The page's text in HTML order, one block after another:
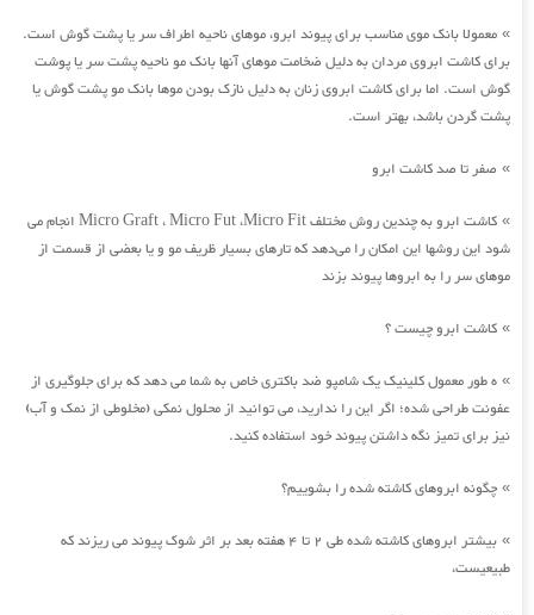
» معمولا بانک موی مناسب برای پیوند ابرو، موهای ناحیه اطراف سر یا پشت گوش است.
برای کاشت ابروی مردان به دلیل ضخامت موهای آنها بانک مو ناحیه پشت سر یا پوشت
گوش است. اما برای کاشت ابروی زنان به دلیل نازک بودن موها بانک مو پشت گوش یا
پشت گردن باشد، بهتر است.
» صفر تا صد کاشت ابرو
»
کاشت ابرو به چندین روش مختلف Micro Graft ، Micro Fut ،Micro Fit انجام می
شود این روشها این امکان را می‌دهد که تارهای بسیار ظریف مو و یا بعضی از قسمت از
موهای سر را به ابروها پیوند بزند
» کاشت ابرو چیست ؟
» ه طور معمول کلینیک یک شامپو ضد باکتری خاص به شما می دهد که برای جلوگیری از
عفونت طراحی شده؛ اگر این را ندارید، می توانید از محلول نمکی (مخلوطی از نمک و آب)
نیز برای تمیز نگه داشتن پیوند خود استفاده کنید.
» چگونه ابروهای کاشته شده را بشوییم؟
»
بیشتر ابروهای کاشته شده طی 2 تا 4 هفته بعد بر اثر شوک پیوند می ریزند که
طبیعیست،